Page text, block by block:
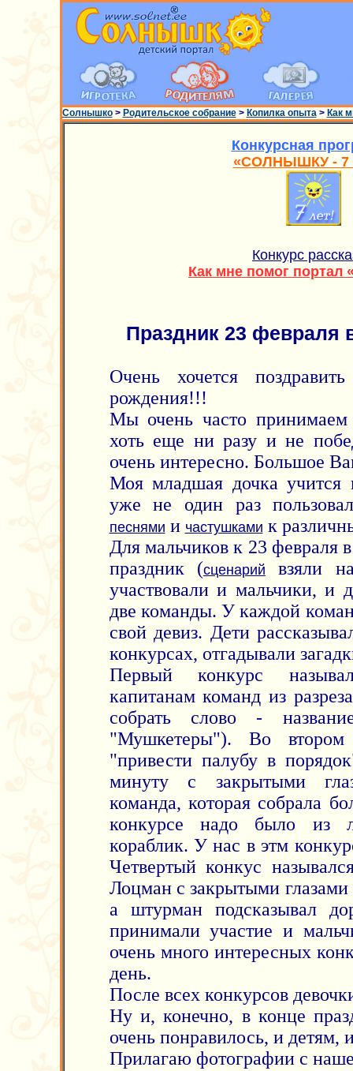
Солнышко> Родительское собрание> Копилка опыта> Как
Конкурсная
«СОЛНЫШКУ - 7
Конкурс
Как мне помог портал
Праздник 23 февраля
Очень хочется
рождения!!!
Мы очень часто
хоть еще ни разу и не
очень интересно. Большое
Моя младшая дочка
уже не один раз
песнями и частушками к
Для мальчиков к 23 февраля
праздник (сценарий
взяли
участвовали и мальчики, и
две команды. У каждой
свой девиз. Дети
конкурсах, отгадывали
Первый конкурс
капитанам команд из
собрать слово -
"Мушкетеры"). Во
"привести палубу в
минуту с закрытыми
команда, которая собрала
конкурсе надо было из
кораблик. У нас в этм
Четвертый конкус
Лоцман с закрытыми
а штурман подсказывал
принимали участие и
очень много интересных
день.
После всех конкурсов
Ну и, конечно, в конце
очень понравилось, и детям,
Прилагаю фотографии с